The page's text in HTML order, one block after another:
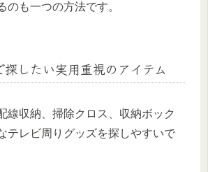
のも一つの方法です。
探したい実用重視のアイテム
線収納、掃除クロス、収納ボック
テレビ周りグッズを探しやすいで